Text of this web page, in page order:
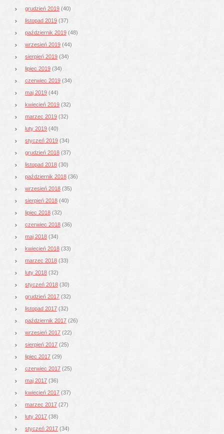
grudzień 2019 (40)
listopad 2019 (37)
październik 2019 (48)
wrzesień 2019 (44)
sierpień 2019 (34)
lipiec 2019 (34)
czerwiec 2019 (34)
maj 2019 (44)
kwiecień 2019 (32)
marzec 2019 (32)
luty 2019 (40)
styczeń 2019 (34)
grudzień 2018 (37)
listopad 2018 (30)
październik 2018 (36)
wrzesień 2018 (35)
sierpień 2018 (40)
lipiec 2018 (32)
czerwiec 2018 (36)
maj 2018 (34)
kwiecień 2018 (33)
marzec 2018 (33)
luty 2018 (32)
styczeń 2018 (30)
grudzień 2017 (32)
listopad 2017 (32)
październik 2017 (26)
wrzesień 2017 (22)
sierpień 2017 (25)
lipiec 2017 (29)
czerwiec 2017 (25)
maj 2017 (36)
kwiecień 2017 (37)
marzec 2017 (27)
luty 2017 (38)
styczeń 2017 (34)